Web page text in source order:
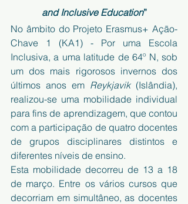
and Inclusive Education”
No âmbito do Projeto Erasmus+ Ação-
Chave 1 (KA1) - Por uma Escola
Inclusiva, a uma latitude de 64º N, sob
um dos mais rigorosos invernos dos
últimos anos em Reykjavik (Islândia),
realizou-se uma mobilidade individual
para fins de aprendizagem, que contou
com a participação de quatro docentes
de grupos disciplinares distintos e
diferentes níveis de ensino.
Esta mobilidade decorreu de 13 a 18
de março. Entre os vários cursos que
decorriam em simultâneo, as docentes